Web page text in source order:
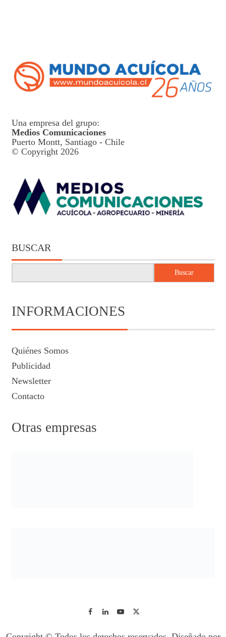
Una empresa del grupo:
Medios Comunicaciones
Puerto Montt, Santiago - Chile
© Copyright 2026
BUSCAR
Buscar
INFORMACIONES
Quiénes Somos
Publicidad
Newsletter
Contacto
Otras empresas